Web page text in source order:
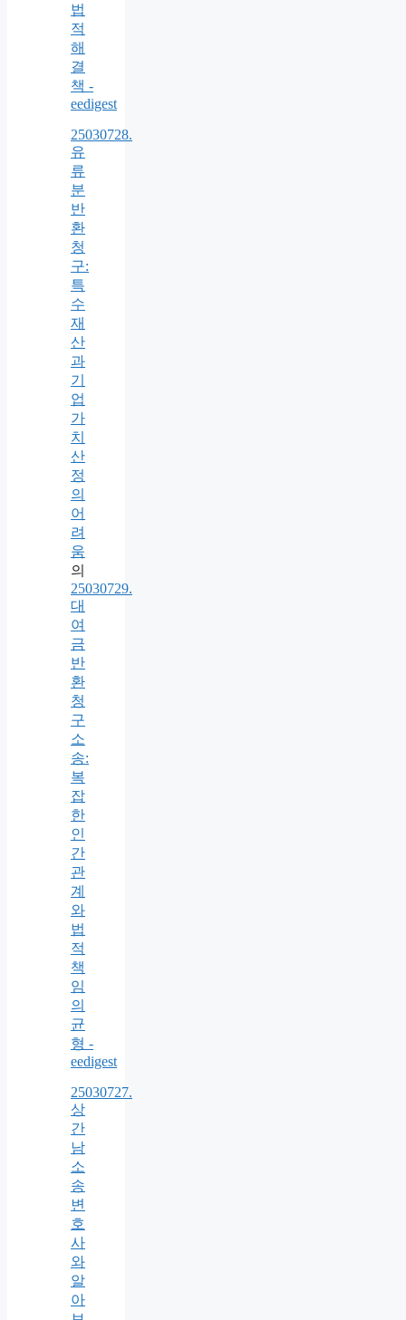
법
적
해
결
책 -
eedigest
25030728.
유
류
분
반
환
청
구:
특
수
재
산
과
기
업
가
치
산
정
의
어
려
움
의
25030729.
대
여
금
반
환
청
구
소
송:
복
잡
한
인
간
관
계
와
법
적
책
임
의
균
형 -
eedigest
25030727.
상
간
남
소
송
변
호
사
와
알
아